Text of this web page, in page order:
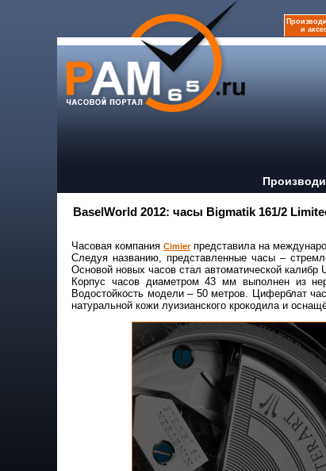
и
BaselWorld 2012: часы Bigmatik 161/2
Часовая компания Cimierпредставила на
Следуя названию, представленные часы –
Основой новых часов стал автоматической
Корпус часов диаметром 43 мм выполнен из
Водостойкость модели – 50 метров. Циферблат
натуральной кожи луизианского крокодила и